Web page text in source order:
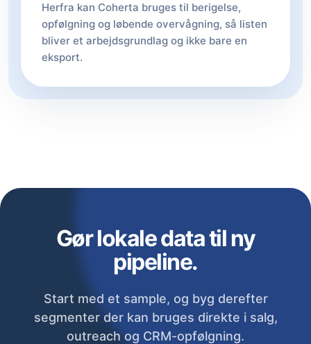
Herfra kan Coherta bruges til berigelse,
opfølgning og løbende overvågning, så listen
bliver et arbejdsgrundlag og ikke bare en
eksport.
Gør lokale data til ny
pipeline.
Start med et sample, og byg derefter
segmenter der kan bruges direkte i salg,
outreach og CRM-opfølgning.